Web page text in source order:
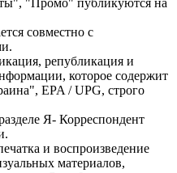
совместно с
републикация и
которое содержит
EPA / UPG, строго
Я- Корреспондент
и воспроизведение
материалов,